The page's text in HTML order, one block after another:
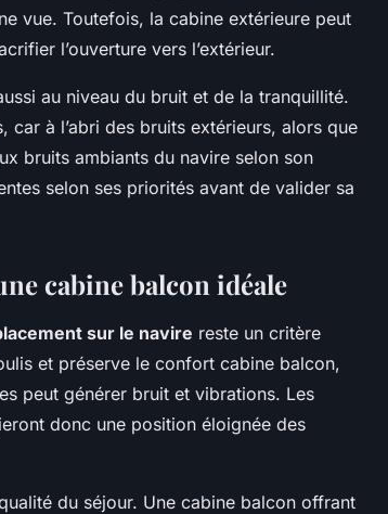
vue. Toutefois, la cabine extérieure peut
l’ouverture vers l’extérieur.
au niveau du bruit et de la tranquillité.
car à l’abri des bruits extérieurs, alors que
bruits ambiants du navire selon son
selon ses priorités avant de valider sa
cabine balcon idéale
sur le navire reste un critère
et préserve le confort cabine balcon,
peut générer bruit et vibrations. Les
donc une position éloignée des
du séjour. Une cabine balcon offrant